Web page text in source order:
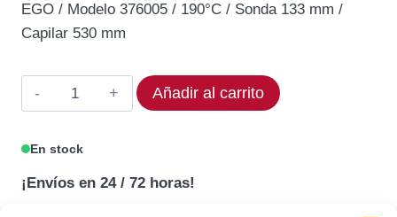
190,71€.152,57€.
EGO / Modelo 376005 / 190°C / Sonda 133 mm /
Capilar 530 mm
Termostato
EG0
Rango
190°C
Añadir al carrito
En stock
¡Envíos en 24 / 72 horas!